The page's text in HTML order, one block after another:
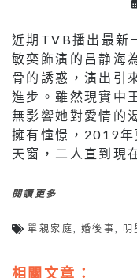
近期TVB播出最新
敏奕飾演的吕静海
骨的誘惑，演出引
進步。雖然現實中
無影響她對愛情的
擁有憧憬，2019
天窗，二人直到現
閱讀更多
單親家庭 婚後事 明
相關文章：